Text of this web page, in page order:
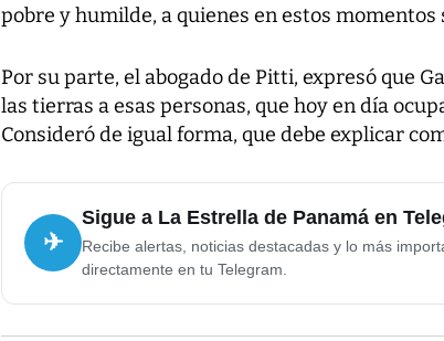
pobre y humilde, a quienes en estos momentos
Por su parte, el abogado de Pitti, expresó que
las tierras a esas personas, que hoy en día
Consideró de igual forma, que debe explicar
✈
Sigue a La Estrella de Panamá en
Recibe alertas, noticias destacadas y lo más
directamente en tu Telegram.